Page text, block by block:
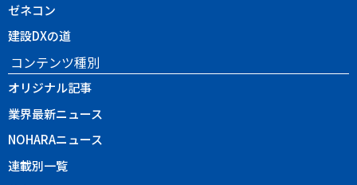
ゼネコン
建設DXの道
コンテンツ種別
オリジナル記事
業界最新ニュース
NOHARAニュース
連載別一覧